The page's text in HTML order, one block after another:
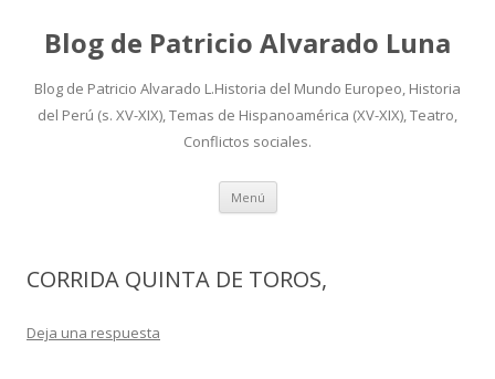
Blog de Patricio Alvarado Luna
Blog de Patricio Alvarado L.Historia del Mundo Europeo, Historia
del Perú (s. XV-XIX), Temas de Hispanoamérica (XV-XIX), Teatro,
Conflictos sociales.
Menú Ir
contenido
CORRIDA QUINTA DE TOROS,
Deja una respuesta